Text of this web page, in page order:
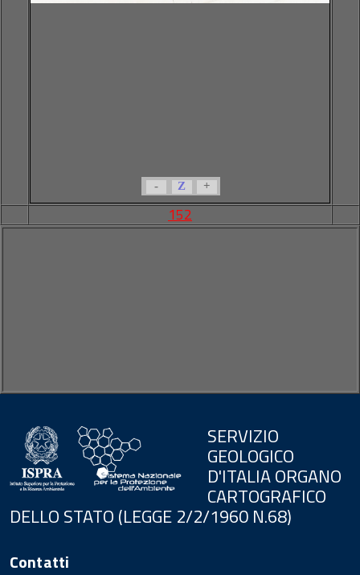
- Z +
152
SERVIZIO
GEOLOGICO
D'ITALIA ORGANO
CARTOGRAFICO
DELLO STATO (LEGGE 2/2/1960 N.68)
Contatti